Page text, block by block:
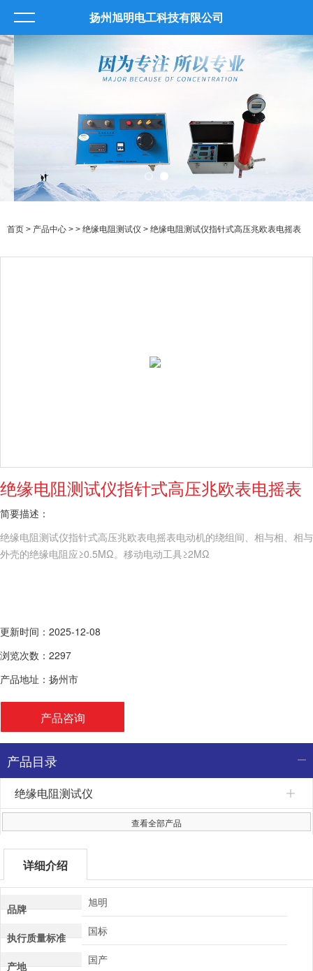
扬州旭明电工科技有限公司
首页 > 产品中心 > > 绝缘电阻测试仪 > 绝缘电阻测试仪指针式高压兆欧表电摇表
绝缘电阻测试仪指针式高压兆欧表电摇表
简要描述：
绝缘电阻测试仪指针式高压兆欧表电摇表电动机的绕组间、相与相、相与
外壳的绝缘电阻应≥0.5MΩ。移动电动工具≥2MΩ
更新时间：2025-12-08
浏览次数：2297
产品地址：扬州市
产品咨询
产品目录
绝缘电阻测试仪
查看全部产品
详细介绍
品牌 旭明
执行质量标准 国标
产地 国产